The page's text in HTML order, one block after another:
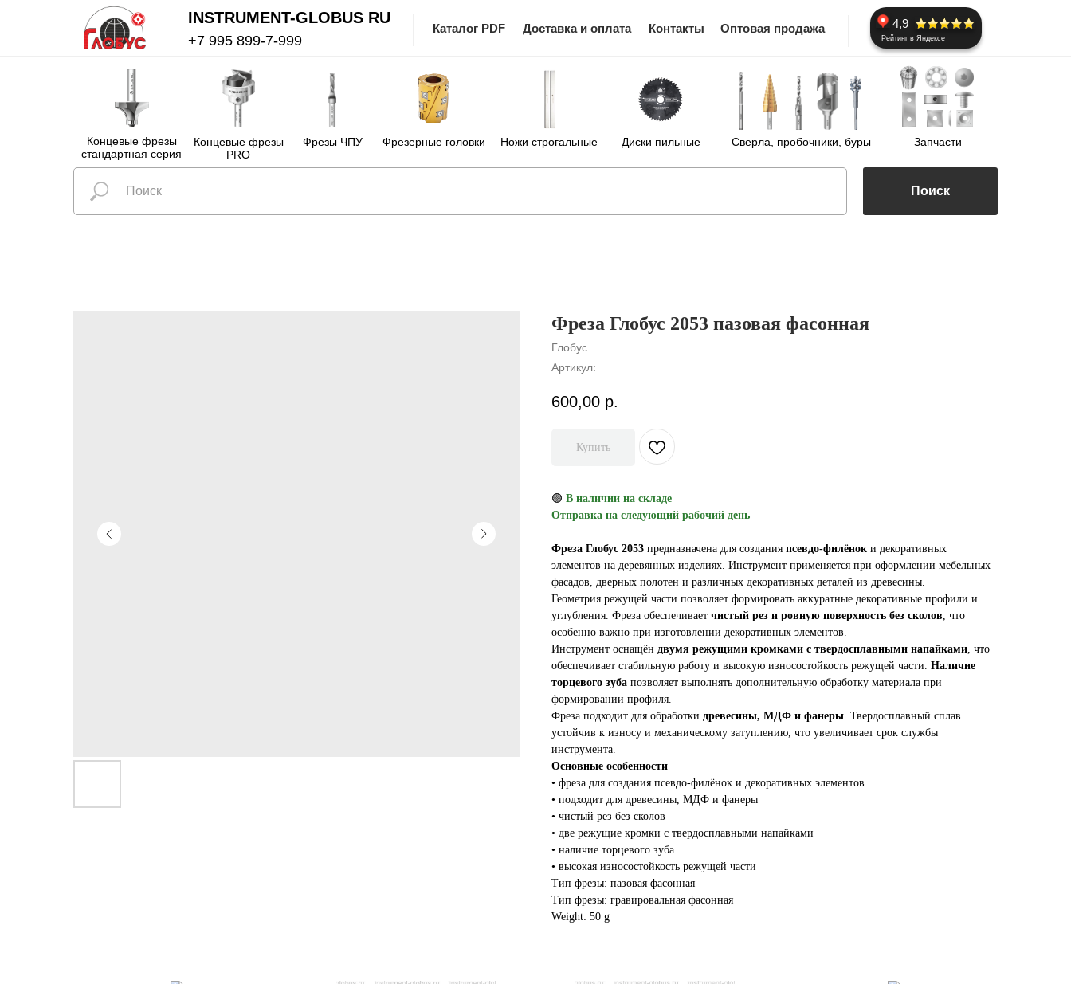
Концевые фрезы
стандартная серия
Ножи строгальные
Концевые фрезы
PRO
Фрезы ЧПУ Фрезерные головки Диски пильные Сверла, пробочники, буры Запчасти
INSTRUMENT-GLOBUS RU
Каталог PDF Доставка и оплата Контакты Оптовая продажа
+7 995 899-7-999 Рейтинг в Яндексе
4,9
Поиск
Фреза Глобус 2053 пазовая фасонная
Глобус
Артикул:
600,00 р.
Купить
🟢 В наличии на складе
Отправка на следующий рабочий день
Фреза Глобус 2053 предназначена для создания псевдо-филёнок и декоративных
элементов на деревянных изделиях. Инструмент применяется при оформлении мебельных
фасадов, дверных полотен и различных декоративных деталей из древесины.
Геометрия режущей части позволяет формировать аккуратные декоративные профили и
углубления. Фреза обеспечивает чистый рез и ровную поверхность без сколов , что
особенно важно при изготовлении декоративных элементов.
Инструмент оснащён двумя режущими кромками с твердосплавными напайками , что
обеспечивает стабильную работу и высокую износостойкость режущей части. Наличие
торцевого зуба позволяет выполнять дополнительную обработку материала при
формировании профиля.
Фреза подходит для обработки древесины, МДФ и фанеры . Твердосплавный сплав
устойчив к износу и механическому затуплению, что увеличивает срок службы
инструмента.
Основные особенности
• фреза для создания псевдо-филёнок и декоративных элементов
• подходит для древесины, МДФ и фанеры
• чистый рез без сколов
• две режущие кромки с твердосплавными напайками
• наличие торцевого зуба
• высокая износостойкость режущей части
Тип фрезы: пазовая фасонная
Тип фрезы: гравировальная фасонная
Weight: 50 g